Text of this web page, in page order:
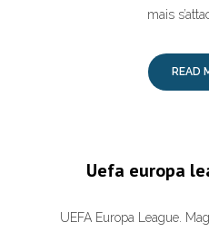
mais
READ
Uefa europa
UEFA Europa League.